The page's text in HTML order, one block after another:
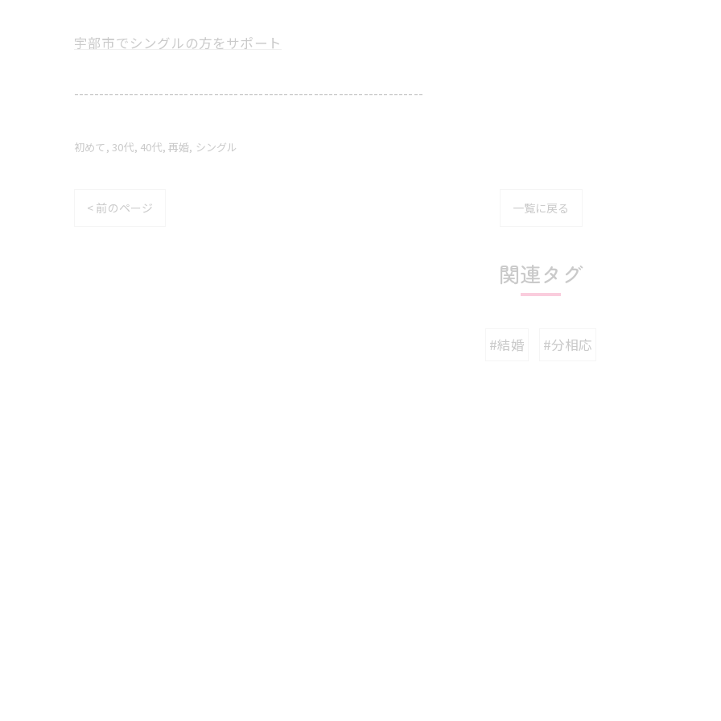
宇部市でシングルの方をサポート
----------------------------------------------------------------------
初めて 30代 40代 再婚 シングル
< 前のページ 一覧に戻る
関連タグ
#結婚 #分相応